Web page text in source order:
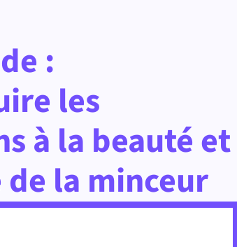
:
les
à la beauté et
la minceur